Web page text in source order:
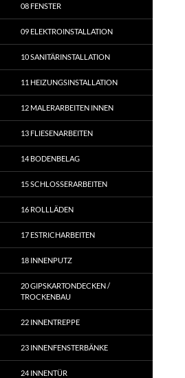
08 FENSTER
09 ELEKTROINSTALLATION
10 SANITÄRINSTALLATION
11 HEIZUNGSINSTALLATION
12 MALERARBEITEN INNEN
13 FLIESENARBEITEN
14 BODENBELAG
15 SCHLOSSERARBEITEN
16 ROLLLÄDEN
17 ESTRICHARBEITEN
18 INNENPUTZ
20 GIPSKARTONDECKEN /
TROCKENBAU
22 INNENTREPPE
23 INNENFENSTERBÄNKE
24 INNENTÜR